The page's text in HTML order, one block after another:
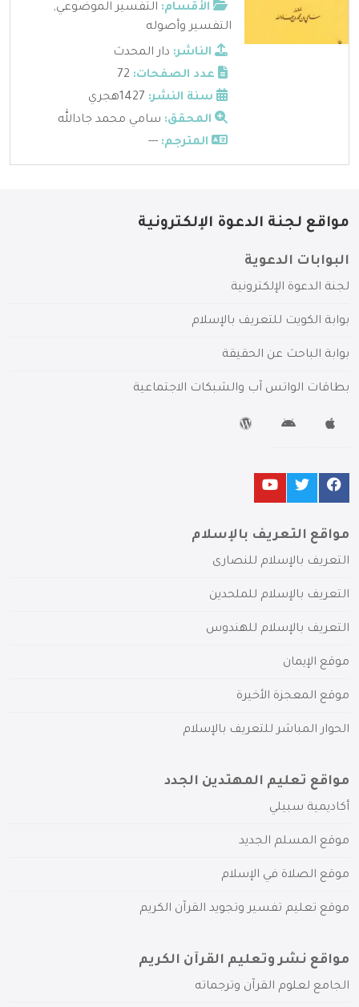
الأقسام: التفسير الموضوعي,
التفسير وأصوله
الناشر: دار المحدث
عدد الصفحات:
سنة النشر:
المحقق: سامي محمد جادالله
المترجم: ---
مواقع لجنة الدعوة الإلكترونية
البوابات الدعوية
لجنة الدعوة الإلكترونية
بوابة الكويت للتعريف بالإسلام
بوابة الباحث عن الحقيقة
بطاقات الواتس آب والشبكات الاجتماعية
مواقع التعريف بالإسلام
التعريف بالإسلام للنصارى
التعريف بالإسلام للملحدين
التعريف بالإسلام للهندوس
موقع الإيمان
موقع المعجزة الأخيرة
الحوار المباشر للتعريف بالإسلام
مواقع تعليم المهتدين الجدد
أكاديمية سبيلي
موقع المسلم الجديد
موقع الصلاة في الإسلام
موقع تعليم تفسير وتجويد القرآن الكريم
مواقع نشر وتعليم القرآن الكريم
الجامع لعلوم القرآن وترجماته